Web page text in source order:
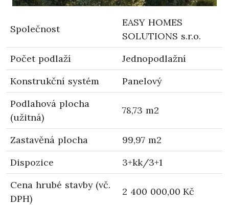
Společnost
EASY HOMES
SOLUTIONS s.r.o.
Počet podlaží
Jednopodlažní
Konstrukční systém
Panelový
Podlahová plocha
(užitná)
78,73 m2
Zastavěná plocha
99,97 m2
Dispozice
3+kk/3+1
Cena hrubé stavby (vč.
DPH)
2 400 000,00 Kč